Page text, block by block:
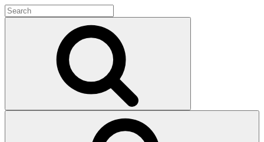
Search
for: